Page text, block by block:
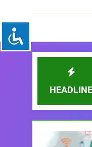
PENYANDANG